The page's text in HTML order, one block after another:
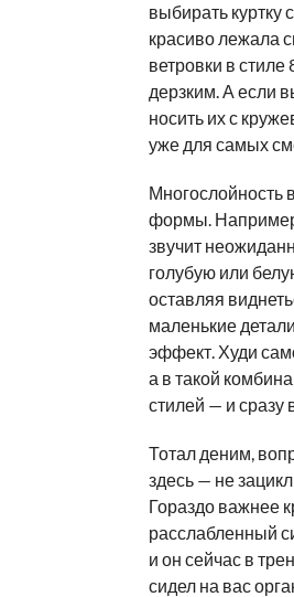
выбирать куртку
красиво лежала
ветровки в
дерзким. А если
носить их с
уже для самых
Многослойность
формы.
звучит
голубую или
оставляя
маленькие
эффект. Худи
а в такой
стилей — и сразу
Тотал деним,
здесь — не
Гораздо важнее
расслабленный
и он сейчас в
сидел на вас